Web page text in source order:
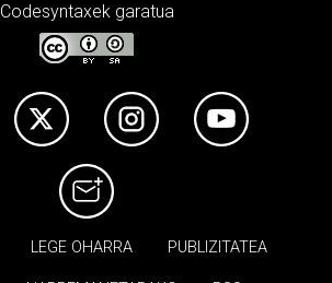
Codesyntaxek garatua
LEGE OHARRA PUBLIZITATEA